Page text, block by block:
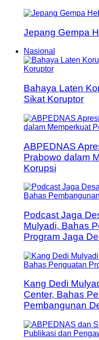
Jepang Gempa
Nasional
Bahaya Laten
Sikat Koruptor
ABPEDNAS
Prabowo dalam
Korupsi
Podcast Jaga
Mulyadi, Bahas
Program Jaga
Kang Dedi
Center, Bahas
Pembangunan